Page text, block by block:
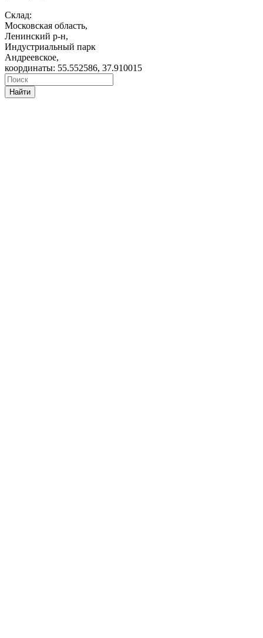
Склад:
Московская область,
Ленинский р-н,
Индустриальный парк
Андреевское,
координаты: 55.552586, 37.910015
Найти